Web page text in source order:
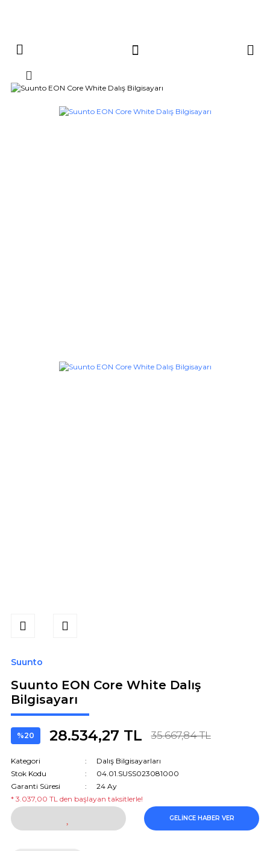
Suunto
Suunto EON Core White Dalış
Bilgisayarı
%20 28.534,27 TL 35.667,84 TL
Kategori
Dalış Bilgisayarları
Stok Kodu
04.01.SUSS023081000
Garanti Süresi
24 Ay
* 3.037,00 TL den başlayan taksitlerle!
GELİNCE HABER VER